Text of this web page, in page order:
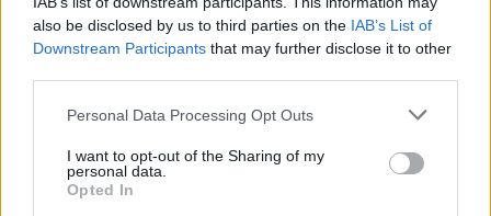
also be disclosed by us to third parties on the IAB’s List of
Downstream Participants that may further disclose it to other
Personal Data Processing Opt Outs
I want to opt-out of the Sharing of my
personal data.
Opted In